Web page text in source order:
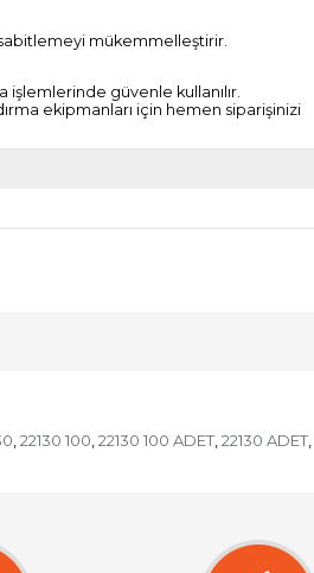
mükemmelleştirir.
güvenle kullanılır.
ekipmanları için hemen siparişinizi
, 22130 100, 22130 100 ADET, 22130 ADET,